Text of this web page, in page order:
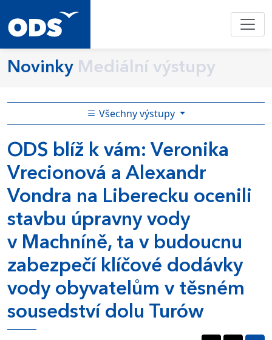
Novinky Mediální výstupy
Všechny výstupy
ODS blíž k vám: Veronika
Vrecionová a Alexandr
Vondra na Liberecku ocenili
stavbu úpravny vody
v Machníně, ta v budoucnu
zabezpečí klíčové dodávky
vody obyvatelům v těsném
sousedství dolu Turów